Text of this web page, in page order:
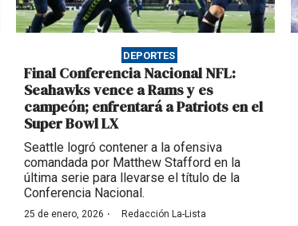
DEPORTES
Final Conferencia Nacional NFL:
Seahawks vence a Rams y es
campeón; enfrentará a Patriots en el
Super Bowl LX
Seattle logró contener a la ofensiva
comandada por Matthew Stafford en la
última serie para llevarse el título de la
Conferencia Nacional.
25 de enero, 2026 · Redacción La-Lista